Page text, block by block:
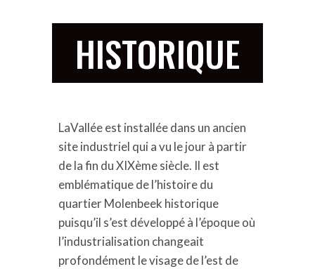
HISTORIQUE
LaVallée est installée dans un ancien
site industriel qui a vu le jour à partir
de la fin du XIXème siècle. Il est
emblématique de l’histoire du
quartier Molenbeek historique
puisqu’il s’est développé à l’époque où
l’industrialisation changeait
profondément le visage de l’est de